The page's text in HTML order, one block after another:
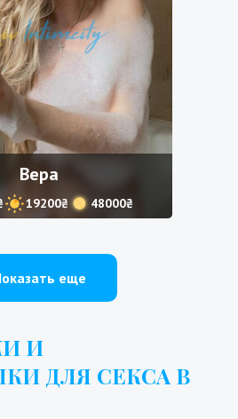
Вера
19200₴ 48000₴
еще
И
ДЛЯ СЕКСА В